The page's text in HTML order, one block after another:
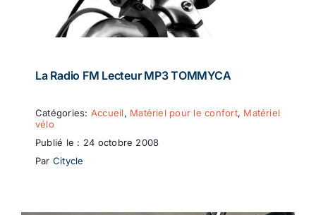
La Radio FM Lecteur MP3 TOMMYCA
Catégories: Accueil, Matériel pour le confort, Matériel
vélo
Publié le : 24 octobre 2008
Par Citycle